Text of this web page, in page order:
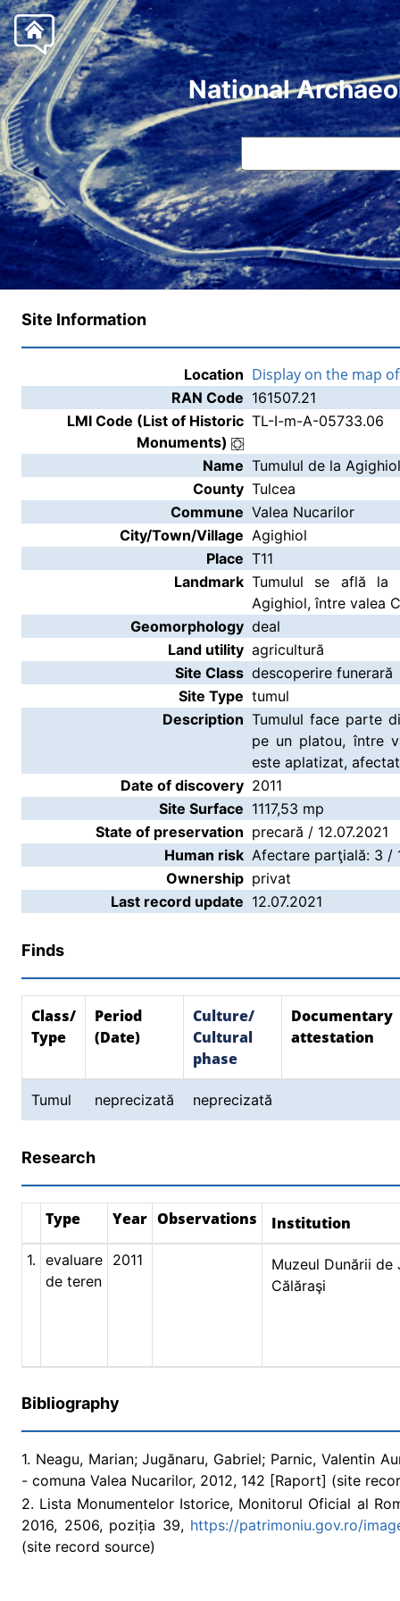
National
Site Information
Location Display on the map
RAN Code 161507.21
LMI Code (List of Historic
Monuments)
TL-I-m-A-05733.06
Name Tumulul de la
County Tulcea
Commune Valea Nucarilor
City/Town/Village Agighiol
Place T11
Landmark Tumulul se află la
Agighiol, între valea
Geomorphology deal
Land utility agricultură
Site Class descoperire funerară
Site Type tumul
Description Tumulul face parte
pe un platou, între
este aplatizat,
Date of discovery 2011
Site Surface 1117,53 mp
State of preservation precară / 12.07.2021
Human risk Afectare parţială: 3 /
Ownership privat
Last record update 12.07.2021
Finds
Class/
Type
Period
(Date)
Culture/
Cultural
phase
Documentary
attestation
Tumul neprecizată neprecizată
Research
Type Year Observations Institution
1. evaluare
de teren
2011
Muzeul Dunării de
Călăraşi
Bibliography
1. Neagu, Marian; Jugănaru, Gabriel; Parnic, Valentin
- comuna Valea Nucarilor, 2012, 142 [Raport] (site
2. Lista Monumentelor Istorice, Monitorul Oficial al
2016, 2506, poziția 39, https://patrimoniu.gov.ro/
(site record source)